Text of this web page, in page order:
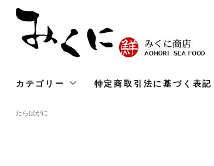
カテゴリー 特定商取引法に基づく表記
たらばがに